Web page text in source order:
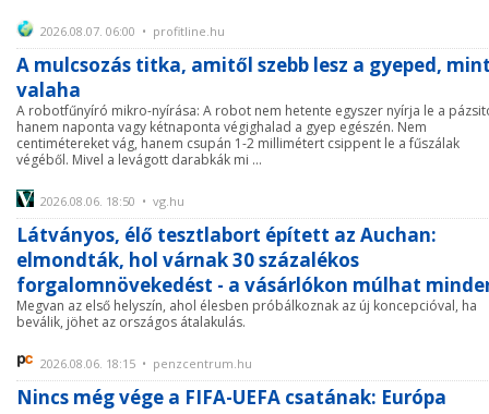
2026.08.07. 06:00 • profitline.hu
A mulcsozás titka, amitől szebb lesz a gyeped,
valaha
A robotfűnyíró mikro-nyírása: A robot nem hetente egyszer nyírja le a
hanem naponta vagy kétnaponta végighalad a gyep egészén. Nem
centimétereket vág, hanem csupán 1-2 millimétert csippent le a fűszálak
végéből. Mivel a levágott darabkák mi ...
2026.08.06. 18:50 • vg.hu
Látványos, élő tesztlabort épített az Auchan:
elmondták, hol várnak 30 százalékos
forgalomnövekedést - a vásárlókon múlhat
Megvan az első helyszín, ahol élesben próbálkoznak az új koncepcióval, ha
beválik, jöhet az országos átalakulás.
2026.08.06. 18:15 • penzcentrum.hu
Nincs még vége a FIFA-UEFA csatának: Európa